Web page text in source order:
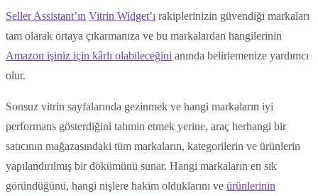
Seller Assistant’ın Vitrin Widget’ı rakiplerinizin güvendiği markaları
tam olarak ortaya çıkarmanıza ve bu markalardan hangilerinin
Amazon işiniz için kârlı olabileceğini anında belirlemenize yardımcı
olur.
Sonsuz vitrin sayfalarında gezinmek ve hangi markaların iyi
performans gösterdiğini tahmin etmek yerine, araç herhangi bir
satıcının mağazasındaki tüm markaların, kategorilerin ve ürünlerin
yapılandırılmış bir dökümünü sunar. Hangi markaların en sık
göründüğünü, hangi nişlere hakim olduklarını ve ürünlerinin